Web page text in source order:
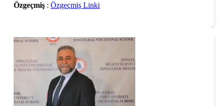
Özgeçmiş : Özgeçmiş Linki